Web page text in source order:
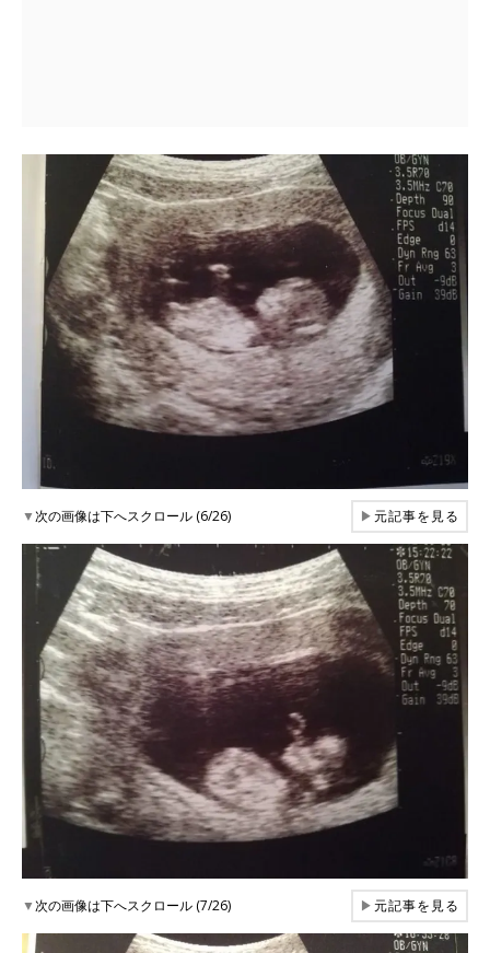
▼次の画像は下へスクロール (6/26) ▶元記事を見る
▼次の画像は下へスクロール (7/26) ▶元記事を見る